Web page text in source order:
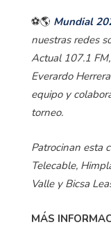
⚽🌎 Mundial
nuestras redes
Actual 107.1
Everardo
equipo y
torneo.
Patrocinan esta
Telecable,
Valle y Bicsa
MÁS